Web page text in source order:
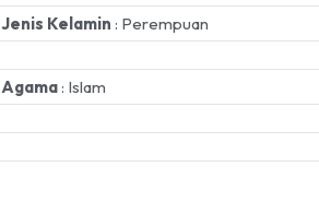
Jenis Kelamin : Perempuan
Agama: Islam